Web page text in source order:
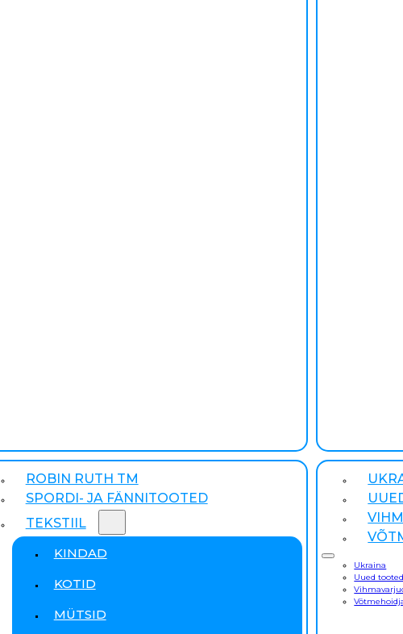
ROBIN RUTH TM
SPORDI- JA FÄNNITOOTED
TEKSTIIL
KINDAD
KOTID
MÜTSID
Ukraina
Uued tooted